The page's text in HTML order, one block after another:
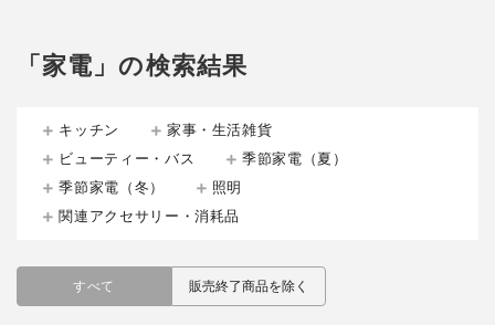
「家電」の検索結果
キッチン
家事・生活雑貨
ビューティー・バス
季節家電（夏）
季節家電（冬）
照明
関連アクセサリー・消耗品
すべて 販売終了商品を除く